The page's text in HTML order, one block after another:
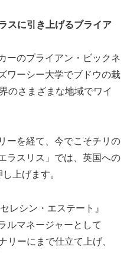
スに引き上げるブライア
ーのブライアン・ビックネ
ワーシー大学でブドウの栽
のさまざまな地域でワイ
ーを経て、今でこそチリの
ラスリス」では、英国への
上げます。
レシン・エステート』
ルマネージャーとして
リーにまで仕立て上げ、